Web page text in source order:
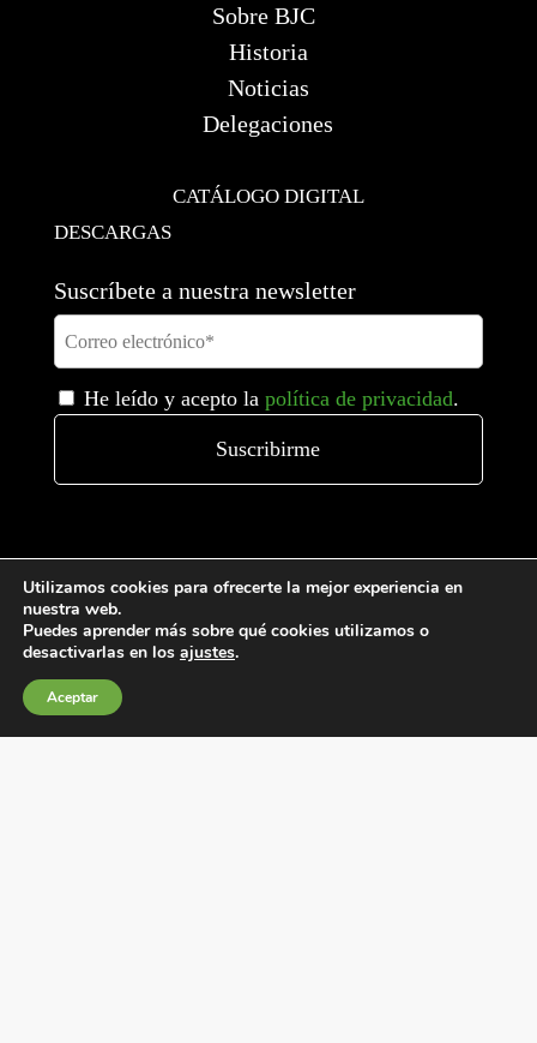
Sobre BJC
Historia
Noticias
Delegaciones
CATÁLOGO DIGITAL
DESCARGAS
Suscríbete a nuestra newsletter
He leído y acepto la política de privacidad.
Política de privacidad
Utilizamos cookies para ofrecerte la mejor experiencia en
nuestra web.
Puedes aprender más sobre qué cookies utilizamos o
desactivarlas en los ajustes.
Aceptar